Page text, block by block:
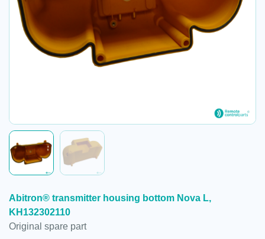
Abitron® transmitter housing bottom Nova L,
KH132302110
Original spare part